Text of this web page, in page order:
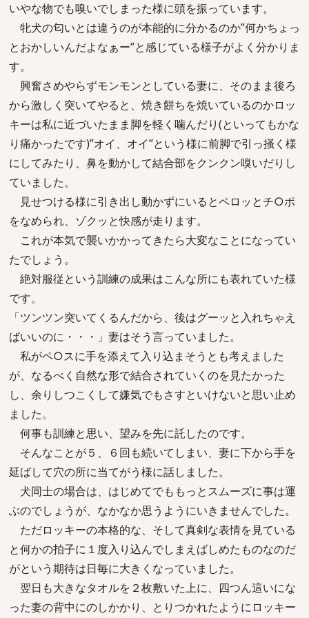
いやな物でも嗅いでしまった様に頭を振っています。
牝犬の匂いとは違うのが本能的に分かるのか”何かちょっ
とおかしいんだよなぁー”と感じている様子がよく分かりま
す。
興奮さめやらずモンモンとしている妻に、そのまま後ろ
から激しく突いてやると、焼き餅ちを焼いているのかロッ
キーは私に近づいたまま脚を軽く噛んだり(といってもかな
り痛かったです)”オイ、オイ”という様に前脚で引っ掻く様
にしてみたり、鼻を動かして結合部をクンクン嗅いだりし
ていました。
見せつける様に引き出し動かずにいるとペロッとチ○ポ
をなめられ、ゾクッと快感が走ります。
これが本気で襲いかかってきたら大変なことになってい
たでしょう。
絶対服従という訓練の成果はこんな所にも表れていた様
です。
「ツンツン突いてくるんだから、後はグーッと入れちゃえ
ばいいのに・・・」妻はそう言っていました。
私がペ○スに手を添えて入り込まそうとも考えました
が、なるべく自然な形で結合されていくのを見たかった
し、余りしつこくして嫌気でもさすといけないと思い止め
ました。
何事も訓練と思い、望みを先に託したのです。
そんなことが５、６回も続いてしまい、妻に下から手を
延ばして穴の所に当てがう様に話しました。
犬同士の場合は、はじめてでももっとスムーズに事は運
ぶのでしょうが、なかなか思うようにいきませんでした。
ただロッキーの本格的な、そして真剣な表情を見ている
と何かの拍子に１度入り込んでしまえばしめたものなのだ
がという期待は日毎に大きくなっていました。
翌日も大きなタオルを２枚敷いた上に、四つん這いにな
った妻の背中にのしかかり、とりつかれたようにロッキー